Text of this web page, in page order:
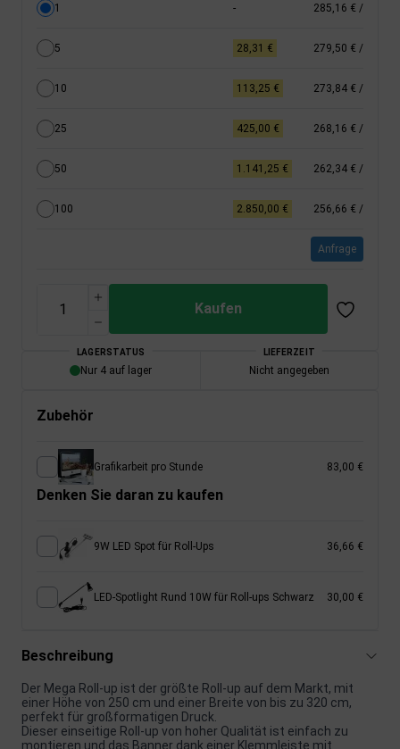
1 - 285,16 € /
5 28,31 € 279,50 € /
10 113,25 € 273,84 € /
25 425,00 € 268,16 € /
50 1.141,25 € 262,34 € /
100 2.850,00 € 256,66 € /
Anfrage
Kaufen
LAGERSTATUS
Nur 4 auf lager
LIEFERZEIT
Nicht angegeben
Zubehör
Grafikarbeit pro Stunde 83,00 €
Denken Sie daran zu kaufen
9W LED Spot für Roll-Ups 36,66 €
LED-Spotlight Rund 10W für Roll-ups Schwarz 30,00 €
Beschreibung
Der Mega Roll-up ist der größte Roll-up auf dem Markt, mit
einer Höhe von 250 cm und einer Breite von bis zu 320 cm,
perfekt für großformatigen Druck.
Dieser einseitige Roll-up von hoher Qualität ist einfach zu
montieren und das Banner dank einer Klemmleiste mit